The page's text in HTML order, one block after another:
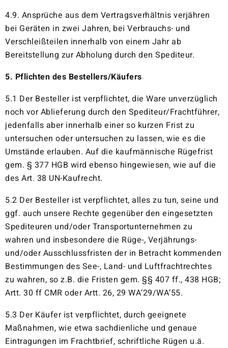
4.9. Ansprüche aus dem Vertragsverhältnis verjähren
bei Geräten in zwei Jahren, bei Verbrauchs- und
Verschleißteilen innerhalb von einem Jahr ab
Bereitstellung zur Abholung durch den Spediteur.
5. Pflichten des Bestellers/Käufers
5.1 Der Besteller ist verpflichtet, die Ware unverzüglich
noch vor Ablieferung durch den Spediteur/Frachtführer,
jedenfalls aber innerhalb einer so kurzen Frist zu
untersuchen oder untersuchen zu lassen, wie es die
Umstände erlauben. Auf die kaufmännische Rügefrist
gem. § 377 HGB wird ebenso hingewiesen, wie auf die
des Art. 38 UN-Kaufrecht.
5.2 Der Besteller ist verpflichtet, alles zu tun, seine und
ggf. auch unsere Rechte gegenüber den eingesetzten
Spediteuren und/oder Transportunternehmen zu
wahren und insbesondere die Rüge-, Verjährungs-
und/oder Ausschlussfristen der in Betracht kommenden
Bestimmungen des See-, Land- und Luftfrachtrechtes
zu wahren, so z.B. die Fristen gem. §§ 407 ff., 438 HGB;
Artt. 30 ff CMR oder Artt. 26, 29 WA’29/WA’55.
5.3 Der Käufer ist verpflichtet, durch geeignete
Maßnahmen, wie etwa sachdienliche und genaue
Eintragungen im Frachtbrief, schriftliche Rügen u.ä.